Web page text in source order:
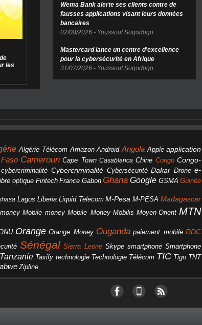
les
Wema Bank alerte ses clients contre de
fausses applications visant leurs données
bancaires
02/08/2026 - Youssouf Sogodogo
Mastercard lance un centre d'excellence
pour la cybersécurité en Afrique
31/07/2026 - Youssouf Sogodogo
Algérie Télécom Amazon Android Angola Apple application
Cameroun Cape Town Casablanca Chine Congo Congo-
cybercriminalité Cybercriminalité Cybersécurité Dakar Drone e-
optique Fintech France Gabon Ghana Google GSMA Guinée
Lagos Liberia Liquid Telecom M-Pesa M-PESA Madagascar
Mobile money Mobile Money Mobilis Moyen-Orient MTN
Orange Orange Money Ouganda paiement mobile RDC
Sénégal Sierra Leone Skype smartphone Smartphone
Tanzanie Taxify technologie Technologie Télécom TIC Tigo TNT
Zipline